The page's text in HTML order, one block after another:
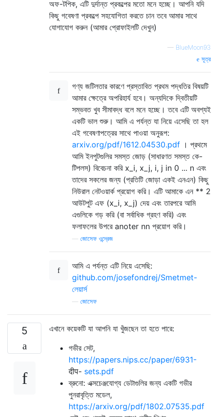
অফ-টপিক, এটি দুর্দান্ত প্রকল্পের মতো মনে হচ্ছে। আপনি যদি
কিছু গবেষণা প্রকল্পে সহযোগিতা করতে চান তবে আমার সাথে
যোগাযোগ করুন (আমার প্রোফাইলটি দেখুন)
— BlueMoon93
সূত্র
গণ্য জটিলতার কারণে প্রস্তাবিত প্রথম পদ্ধতির বিষয়টি
আমার ক্ষেত্রে অপরিহার্য হবে। অন্যদিকে দ্বিতীয়টি
সম্ভবত খুব সীমাবদ্ধ বলে মনে হচ্ছে। তবে এটি অবশ্যই
একটি ভাল শুরু। আমি এ পর্যন্ত যা নিয়ে এসেছি তা হল
এই গবেষণাপত্রের সাথে পাওয়া অনুরূপ:
arxiv.org/pdf/1612.04530.pdf । প্রথমে
আমি ইনপুটগুলির সমস্ত জোড় (সাধারণত সমস্ত কে-
টিপলস) বিবেচনা করি x_i, x_j, i, j in 0 ... n এবং
তাদের সকলের জন্য (প্রতিটি জোড়া একই এনএন) কিছু
নিউরাল নেটওয়ার্ক প্রয়োগ করি। এটি আমাকে এন ** 2
আউটপুট এফ (x_i, x_j) দেয় এবং তারপরে আমি
এগুলিকে গড় করি (বা সর্বাধিক গ্রহণ করি) এবং
ফলাফলের উপরে anoter nn প্রয়োগ করি।
জোসেফ ওন্দ্রেজ
আমি এ পর্যন্ত এটি নিয়ে এসেছি:
github.com/josefondrej/Smetmet-
লেয়ার্স
জোসেফ
5
এখানে কয়েকটি যা আপনি যা খুঁজছেন তা হতে পারে:
গভীর সেট,
https://papers.nips.cc/paper/6931-
दीप- sets.pdf
ব্রুনো: এক্সচেঞ্জযোগ্য ডেটাগুলির জন্য একটি গভীর
পুনরাবৃত্তি মডেল,
https://arxiv.org/pdf/1802.07535.pdf